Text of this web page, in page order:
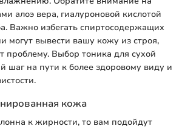
алоэ вера, гиалуроновой кислотой
Важно избегать спиртосодержащих
могут вывести вашу кожу из строя,
проблему. Выбор тоника для сухой
на пути к более здоровому виду и
кожа
к жирности, то вам подойдут